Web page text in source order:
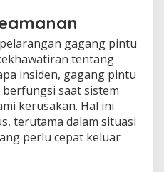
gagang pintu
tentang
insiden, gagang pintu
saat sistem
kerusakan. Hal ini
terutama dalam situasi
perlu cepat keluar